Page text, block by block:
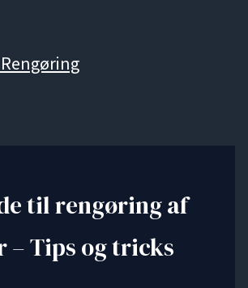
til rengøring af
– Tips og tricks